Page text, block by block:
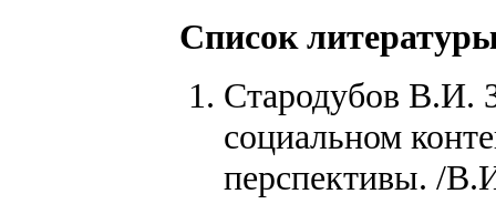
Список
Стародубов В.И.
социальном
перспективы. /